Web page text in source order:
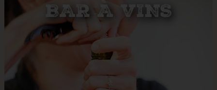
BAR À VINS